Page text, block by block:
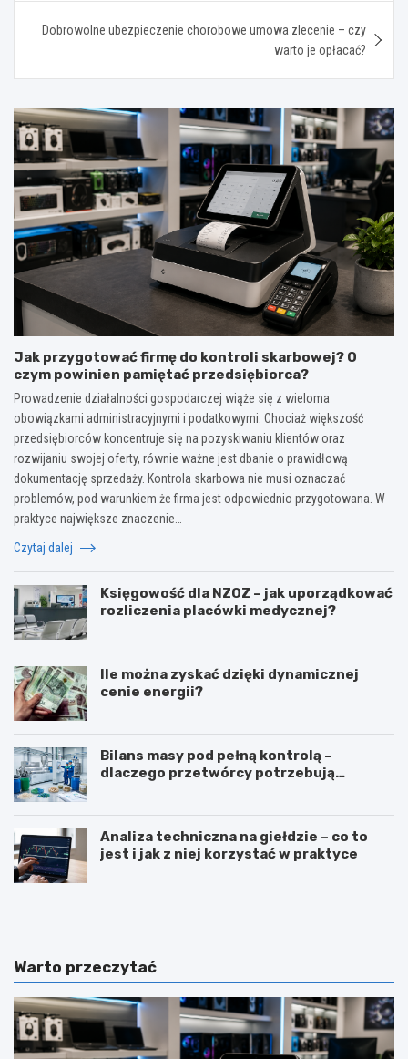
Dobrowolne ubezpieczenie chorobowe umowa zlecenie – czy
warto je opłacać?
Jak przygotować firmę do kontroli skarbowej? O
czym powinien pamiętać przedsiębiorca?
Prowadzenie działalności gospodarczej wiąże się z wieloma
obowiązkami administracyjnymi i podatkowymi. Chociaż większość
przedsiębiorców koncentruje się na pozyskiwaniu klientów oraz
rozwijaniu swojej oferty, równie ważne jest dbanie o prawidłową
dokumentację sprzedaży. Kontrola skarbowa nie musi oznaczać
problemów, pod warunkiem że firma jest odpowiednio przygotowana. W
praktyce największe znaczenie…
Czytaj dalej
Księgowość dla NZOZ – jak uporządkować
rozliczenia placówki medycznej?
Ile można zyskać dzięki dynamicznej
cenie energii?
Bilans masy pod pełną kontrolą –
dlaczego przetwórcy potrzebują
Analiza techniczna na giełdzie – co to
jest i jak z niej korzystać w praktyce
Z
d
i
e
t
e
t
T
c
z
e
n
i
e
Warto przeczytać